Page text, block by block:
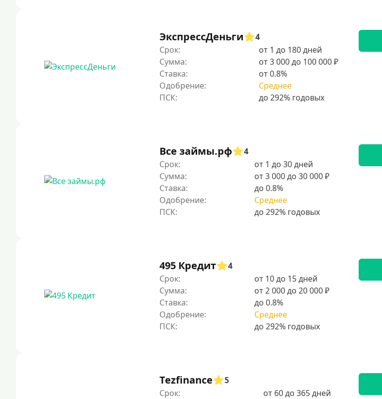
ЭкспрессДеньги
4
Срок:
от 1 до 180 дней
Сумма:
от 3 000 до 100 000 ₽
Ставка:
от 0.8%
Одобрение:
Среднее
Все займы.рф
4
Срок:
от 1 до 30 дней
Сумма:
от 3 000 до 30 000 ₽
Ставка:
до 0.8%
Одобрение:
Среднее
495 Кредит
4
Срок:
от 10 до 15 дней
Сумма:
от 2 000 до 20 000 ₽
Ставка:
до 0.8%
Одобрение:
Среднее
Tezfinance
5
Срок:
от 60 до 365 дней